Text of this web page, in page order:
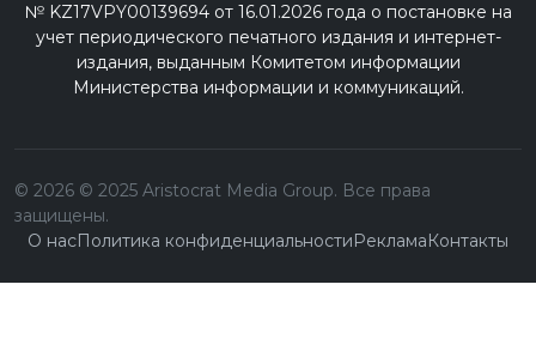
№ KZ17VPY00139694 от 16.01.2026 года о постановке на
учет периодического печатного издания и интернет-
издания, выданным Комитетом информации
Министерства информации и коммуникаций.
© 2026 © 2025 Aristocrat Media Group. Все права
защищены.
О насПолитика конфиденциальностиРекламаКонтакты